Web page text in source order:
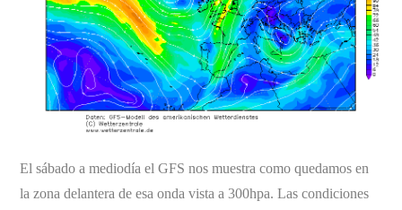
El sábado a mediodía el GFS nos muestra como quedamos en
la zona delantera de esa onda vista a 300hpa. Las condiciones